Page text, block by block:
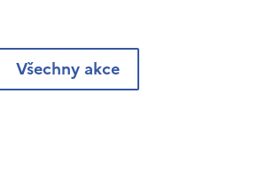
Všechny akce